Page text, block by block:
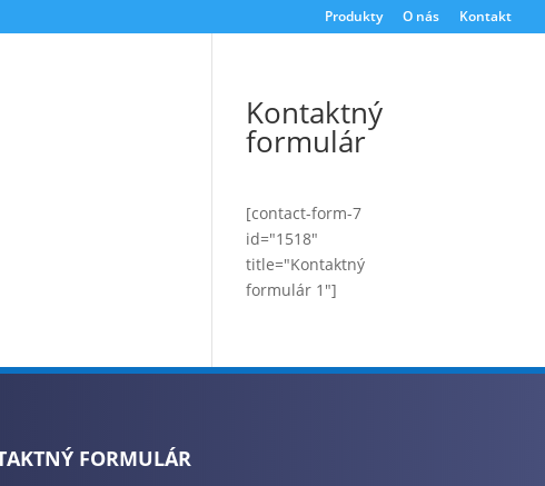
Produkty O nás Kontakt
Kontaktný
formulár
[contact-form-7
id="1518"
title="Kontaktný
formulár 1"]
FORMULÁR